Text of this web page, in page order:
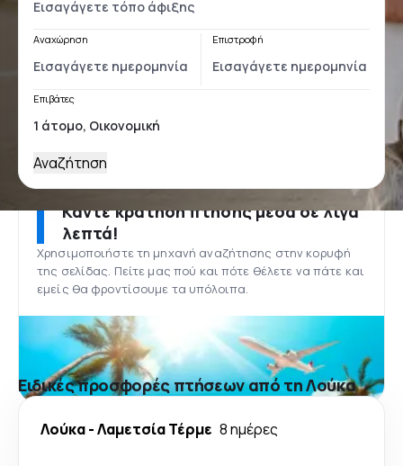
Αναχώρηση Επιστροφή
Επιβάτες
Αναζήτηση
Κάντε κράτηση πτήσης μέσα σε λίγα
λεπτά!
Χρησιμοποιήστε τη μηχανή αναζήτησης στην κορυφή
της σελίδας. Πείτε μας πού και πότε θέλετε να πάτε και
εμείς θα φροντίσουμε τα υπόλοιπα.
Ειδικές προσφορές πτήσεων από τη Λούκα
Λούκα-Λαμετσία Τέρμε 8 ημέρες